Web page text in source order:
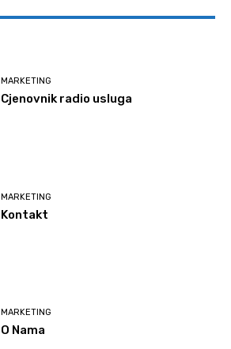
MARKETING
Cjenovnik radio usluga
MARKETING
Kontakt
MARKETING
O Nama